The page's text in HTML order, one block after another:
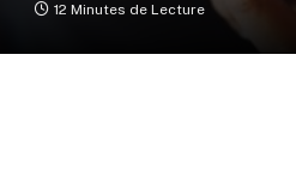
12 Minutes de Lecture